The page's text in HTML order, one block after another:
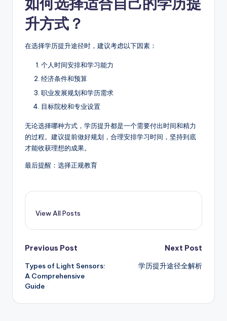
升方式？
在选择学历提升途径时，建议考虑以下因素：
个人时间安排和学习能力
经济条件和预算
职业发展规划和学历需求
目标院校和专业设置
无论选择哪种方式，学历提升都是一个需要付出时间和精力
的过程。建议提前做好规划，合理安排学习时间，坚持到底
才能收获理想的成果。
最后提醒：选择正规教育
View All Posts
Post
navigation
Previous Post
Types of Light Sensors:
A Comprehensive
Guide
Next Post
学历提升途径全解析